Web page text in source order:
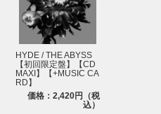
HYDE / THE ABYSS
【初回限定盤】【CD
MAXI】【+MUSIC CA
RD】
価格：2,420円（税
込）